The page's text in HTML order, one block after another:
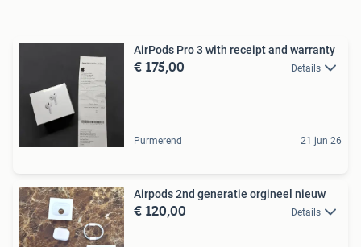
AirPods Pro 3 with receipt and warranty
€ 175,00 Details
Purmerend 21 jun 26
Airpods 2nd generatie orgineel nieuw
€ 120,00 Details